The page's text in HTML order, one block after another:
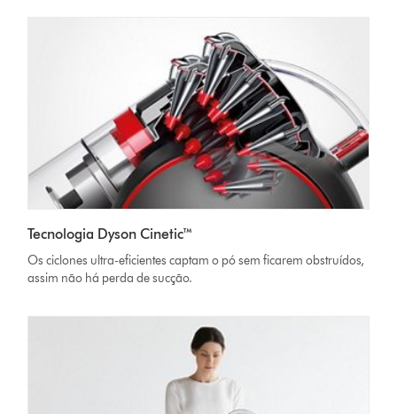
Tecnologia Dyson Cinetic™
Os ciclones ultra-eficientes captam o pó sem ficarem obstruídos,
assim não há perda de sucção.